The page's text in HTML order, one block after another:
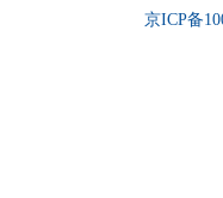
京ICP备